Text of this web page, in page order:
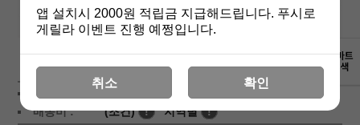
상품가 :
배송비 :
(조건) ! 지역별 !
앱 설치시 2000원 적립금 지급해드립니다. 푸시로
게릴라 이벤트 진행 예쩡입니다.
취소 확인